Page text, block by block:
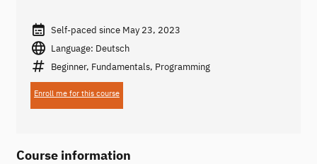
Self-paced since May 23, 2023
Language: Deutsch
Beginner, Fundamentals, Programming
Enroll me for this course
Course information